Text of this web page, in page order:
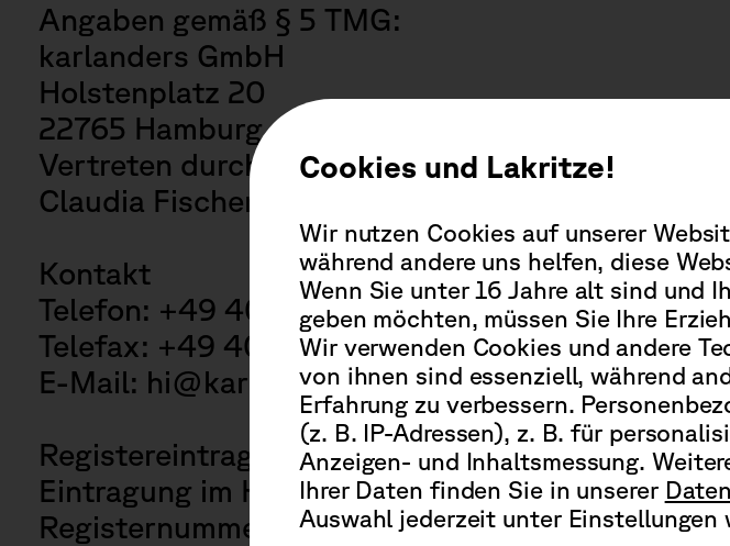
Beantworte uns einfach die
dir zurück.
Angaben gemäß § 5 TMG:
karlanders GmbH
Holstenplatz 20
22765 Hamburg
Vertreten durch:
Claudia Fischer-Appelt . Lars Kreyenhagen
Kontakt
Telefon: +49 40-209 32 11 99
Telefax: +49 40-209 32 11 11
E-Mail: hi@karlanders.io
Registereintrag
Eintragung im Handelsregister. Registergericht:
Registernummer: HRB 116778
Cookies und Lakritze!
Wir nutzen Cookies auf unserer
während andere uns helfen, diese
Wenn Sie unter 16 Jahre alt sind und
geben möchten, müssen Sie Ihre
Wir verwenden Cookies und andere
von ihnen sind essenziell, während
Erfahrung zu verbessern.
(z. B. IP-Adressen), z. B. für
Anzeigen- und Inhaltsmessung.
Ihrer Daten finden Sie in unserer
Auswahl jederzeit unter Einstellungen